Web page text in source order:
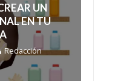
UN
EN TU
Redacción